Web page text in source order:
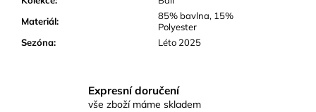
Materiál:
85% bavlna, 15%
Polyester
Sezóna: Léto 2025
Expresní doručení
vše zboží máme skladem